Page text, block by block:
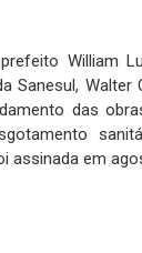
William
Sanesul, Walter
das
assinada em